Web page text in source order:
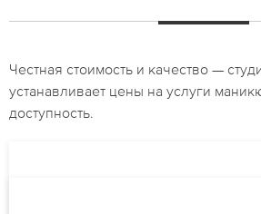
Честная стоимость и качество —
устанавливает цены на услуги
доступность.